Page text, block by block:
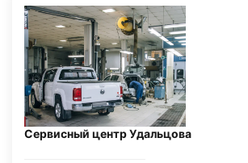
Сервисный центр Удальцова